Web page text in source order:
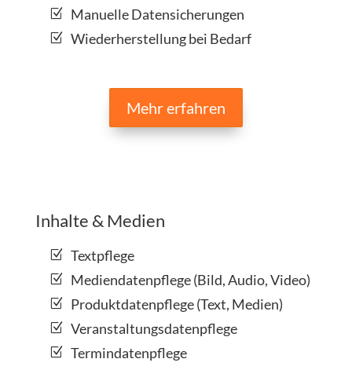
Manuelle Datensicherungen
Wiederherstellung bei Bedarf
Mehr erfahren
Inhalte & Medien
Textpflege
Mediendatenpflege (Bild, Audio, Video)
Produktdatenpflege (Text, Medien)
Veranstaltungsdatenpflege
Termindatenpflege